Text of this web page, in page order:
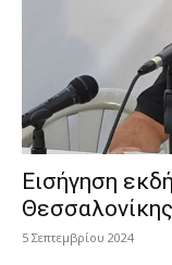
Εισήγηση
5 Σεπτεμβρίου 2024